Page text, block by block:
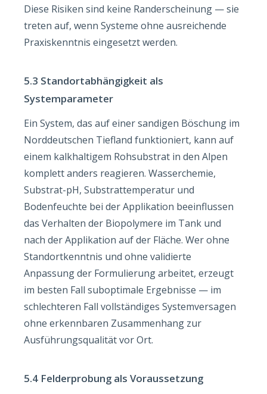
Diese Risiken sind keine Randerscheinung — sie
treten auf, wenn Systeme ohne ausreichende
Praxiskenntnis eingesetzt werden.
5.3 Standortabhängigkeit als
Systemparameter
Ein System, das auf einer sandigen Böschung im
Norddeutschen Tiefland funktioniert, kann auf
einem kalkhaltigem Rohsubstrat in den Alpen
komplett anders reagieren. Wasserchemie,
Substrat-pH, Substrattemperatur und
Bodenfeuchte bei der Applikation beeinflussen
das Verhalten der Biopolymere im Tank und
nach der Applikation auf der Fläche. Wer ohne
Standortkenntnis und ohne validierte
Anpassung der Formulierung arbeitet, erzeugt
im besten Fall suboptimale Ergebnisse — im
schlechteren Fall vollständiges Systemversagen
ohne erkennbaren Zusammenhang zur
Ausführungsqualität vor Ort.
5.4 Felderprobung als Voraussetzung